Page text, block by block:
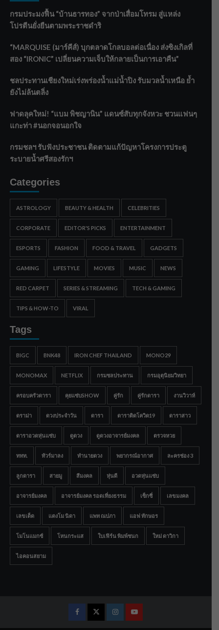
กรมประมงฟื้น “บ้านธารทอง” จากป่าเสื่อมโทรม สู่แหล่ง
โปรตีนยั่งยืนตามพระราชดำริ
“MARQUISE (มาร์คีส์) บุกตลาดโกลบอลต่อเนื่อง ส่งซิงเกิลที่
สอง “IRONIC” เปลี่ยนความเจ็บให้กลายเป็นการเอาคืน”
ชลประทานเชียงใหม่เร่งพร่องน้ำแม่น้ำปิง รับมวลน้ำเหนือ ย้ำ
ยังไม่ล้นตลิ่ง
ฟาดลุคใหม่! “แบม พิชญานิน” แดนซ์สับทุกจังหวะ ชวนแฟนๆ
แกะท่า #นอกจอนอกใจ
กรมชลฯ รับฟังประชาชน ติดตามแก้ปัญหาโครงการประตู
ระบายน้ำศรีสองรักฯ
Categories
ASTROLOGY BEAUTY & HEALTH CELEBRITIES
CORPORATE EDITOR'S PICKS ENTERTAINMENT
ESPORTS FASHION FOOD & TRAVEL GADGETS
GAMING LIFESTYLE MOVIES MUSIC NEWS
RED CARPET SERIES & STREAMING TECH & GAMING
TIPS & HOW-TO VIRAL
Tags
BIGC BNK48 IRON CHEF THAILAND MONO29
MONOMAX NETFLIX กรมชลประทาน กรมอุตุนิยมวิทยา
ครอบครัวดารา คุยแซ่บSHOW คู่รัก คู่รักดารา งานวิวาห์
ดราม่า ดวงประจำวัน ดารา ดาราติดโควิด19 ดาราสาว
ดาราอวดหุ่นแซ่บ ดูดวง ดูดวงอาจารย์มงคล ตรวจหวย
ททท. ทัวร์มาลง ทำนายดวง พยากรณ์อากาศ ละครช่อง 3
ลูกดารา สายมู สีมงคล หุ่นดี อวดหุ่นแซ่บ
อาจารย์มงคล อาจารย์มงคล รอดเที่ยงธรรม เซ็กซี่ เลขมงคล
เลขเด็ด แตงโม นิดา แพท ณปภา แอฟ ทักษอร
โมโนแมกซ์ โหนกระแส ใบเฟิร์น พิมพ์ชนก ใหม่ ดาวิกา
ไอคอนสยาม
FacebookTwitterInstagramYoutube